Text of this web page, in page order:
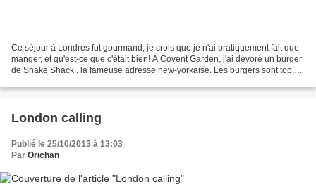
Ce séjour à Londres fut gourmand, je crois que je n'ai pratiquement fait que
manger, et qu'est-ce que c'était bien! A Covent Garden, j'ai dévoré un burger
de Shake Shack , la fameuse adresse new-yorkaise. Les burgers sont top,
London calling
Publié le 25/10/2013 à 13:03
Par Orichan